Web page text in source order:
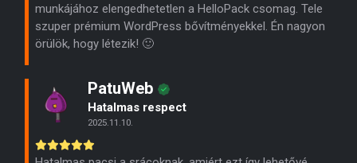
munkájához elengedhetetlen a HelloPack csomag. Tele
szuper prémium WordPress bővítményekkel. Én nagyon
örülök, hogy létezik! 🙂
PatuWeb
Hatalmas respect
2025.11.10.